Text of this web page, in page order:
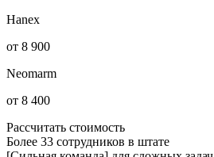
Hanex
от 8 900
Neomarm
от 8 400
Рассчитать стоимость
Более 33 сотрудников в штате